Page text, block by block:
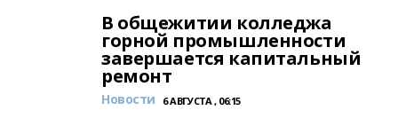
В общежитии колледжа
горной промышленности
завершается капитальный
ремонт
Новости 6 АВГУСТА , 06:15